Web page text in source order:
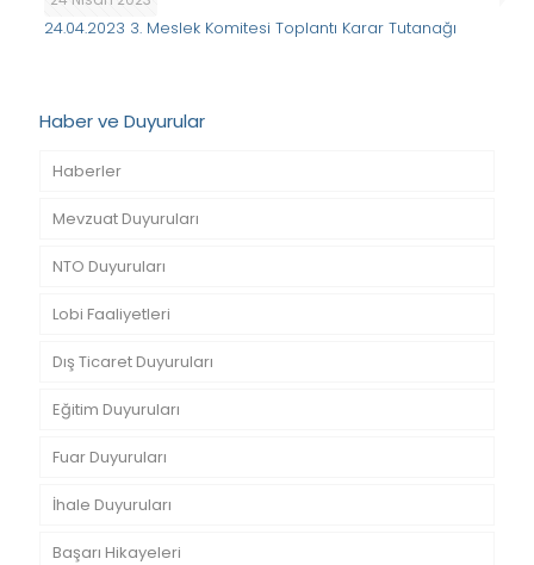
24.04.2023 3. Meslek Komitesi Toplantı Karar Tutanağı
Haber ve Duyurular
Haberler
Mevzuat Duyuruları
NTO Duyuruları
Lobi Faaliyetleri
Dış Ticaret Duyuruları
Eğitim Duyuruları
Fuar Duyuruları
İhale Duyuruları
Başarı Hikayeleri